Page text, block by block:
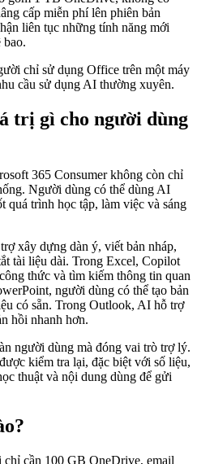
cấp miễn phí lên phiên bản
liên tục những tính năng mới
chỉ sử dụng Office trên một máy
cầu sử dụng AI thường xuyên.
trị gì cho người dùng
365 Consumer không còn chỉ
Người dùng có thể dùng AI
quá trình học tập, làm việc và sáng
xây dựng dàn ý, viết bản nháp,
tài liệu dài. Trong Excel, Copilot
thức và tìm kiếm thông tin quan
người dùng có thể tạo bản
có sẵn. Trong Outlook, AI hỗ trợ
hồi nhanh hơn.
người dùng mà đóng vai trò trợ lý.
kiểm tra lại, đặc biệt với số liệu,
thuật và nội dung dùng để gửi
chỉ cần 100 GB OneDrive, email